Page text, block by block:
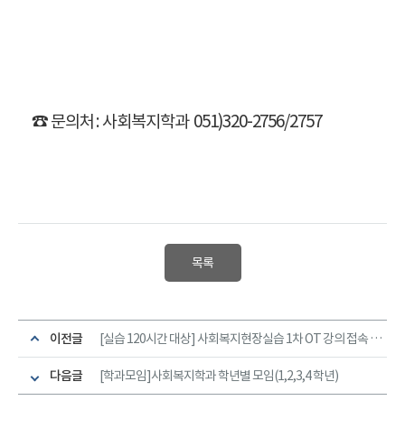
☎ 문의처 : 사회복지학과 051)320-2756/2757
목록
이전글 [실습 120시간 대상] 사회복지현장실습 1차 OT 강의 접속 링크 안내
다음글 [학과모임]사회복지학과 학년별 모임(1,2,3,4 학년)